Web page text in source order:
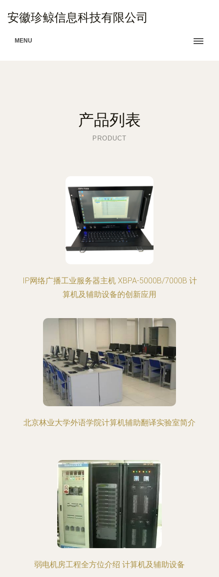
安徽珍鲸信息科技有限公司
MENU
产品列表
PRODUCT
IP网络广播工业服务器主机 XBPA-5000B/7000B 计
算机及辅助设备的创新应用
北京林业大学外语学院计算机辅助翻译实验室简介
弱电机房工程全方位介绍 计算机及辅助设备